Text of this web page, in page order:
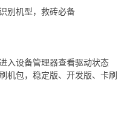
别机型，救砖必备
入设备管理器查看驱动状态
机包，稳定版、开发版、卡刷